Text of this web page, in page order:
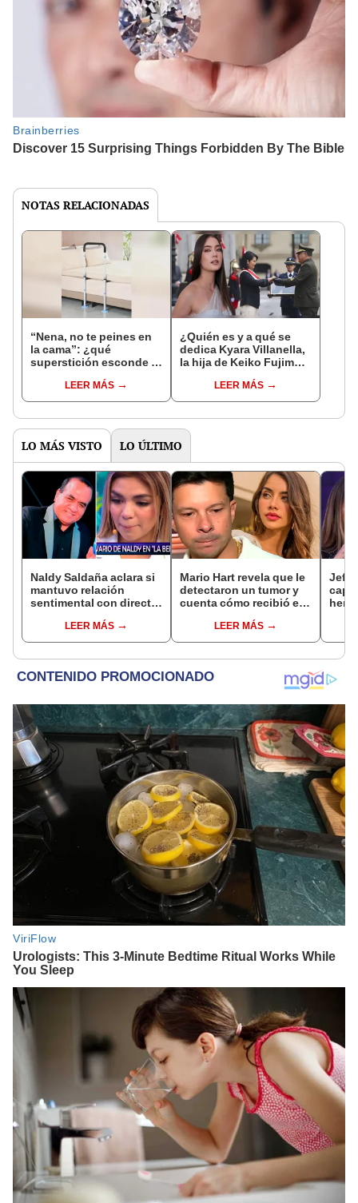
NOTAS RELACIONADAS
“Nena, no te peines en
la cama”: ¿qué
superstición esconde la
Enanitos Verdes?
LEER MÁS
¿Quién es y a qué se
dedica Kyara Villanella,
la hija de Keiko Fujimori
nivel nacional?
LEER MÁS
LO MÁS VISTO LO ÚLTIMO
Naldy Saldaña aclara si
mantuvo relación
sentimental con director
denunciarlo por
tocamientos: “Me
LEER MÁS
Mario Hart revela que le
detectaron un tumor y
cuenta cómo recibió el
muy fuertes..."
LEER MÁS